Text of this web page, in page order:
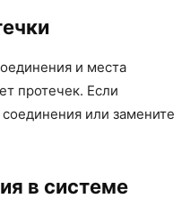
и места
протечек. Если
или замените
в системе